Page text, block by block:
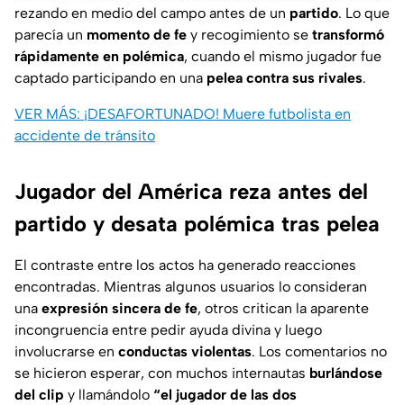
rezando en medio del campo antes de un partido. Lo que
parecía un momento de fe y recogimiento se transformó
rápidamente en polémica, cuando el mismo jugador fue
captado participando en una pelea contra sus rivales.
VER MÁS: ¡DESAFORTUNADO! Muere futbolista en
accidente de tránsito
Jugador del América reza antes del
partido y desata polémica tras pelea
El contraste entre los actos ha generado reacciones
encontradas. Mientras algunos usuarios lo consideran
una expresión sincera de fe, otros critican la aparente
incongruencia entre pedir ayuda divina y luego
involucrarse en conductas violentas. Los comentarios no
se hicieron esperar, con muchos internautas burlándose
del clip y llamándolo “el jugador de las dos